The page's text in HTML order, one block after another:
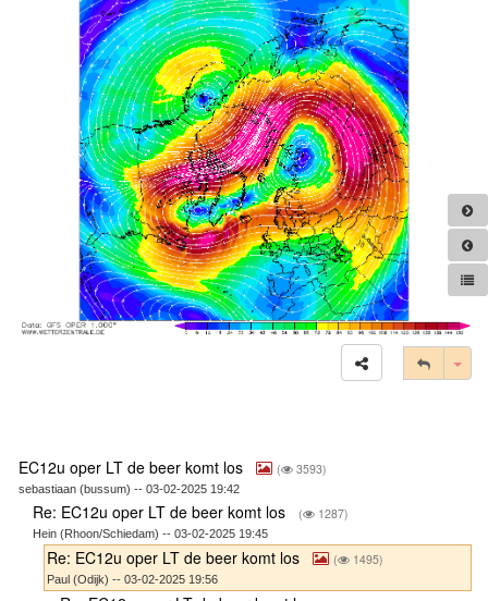
EC12u oper LT de beer komt los ( 3593)
sebastiaan (bussum) -- 03-02-2025 19:42
Re: EC12u oper LT de beer komt los ( 1287)
Hein (Rhoon/Schiedam) -- 03-02-2025 19:45
Re: EC12u oper LT de beer komt los ( 1495)
Paul (Odijk) -- 03-02-2025 19:56